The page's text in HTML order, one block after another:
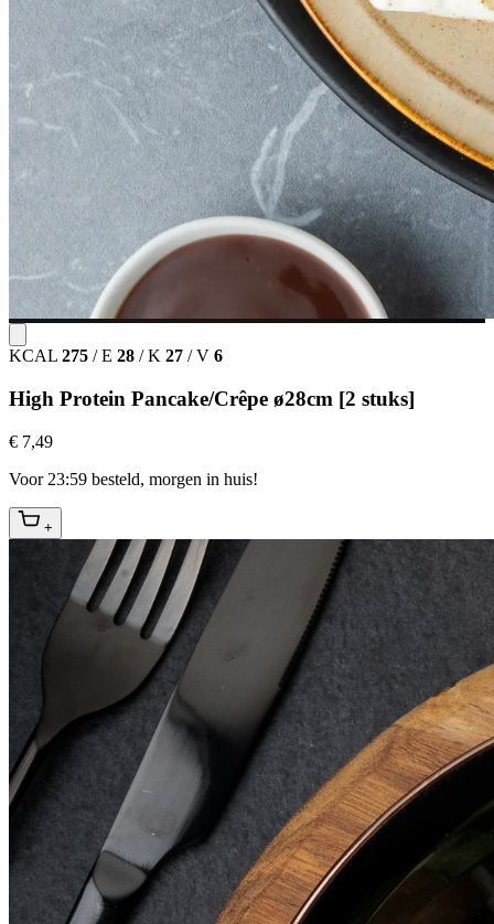
KCAL 275 / E 28 / K 27 / V 6
High Protein Pancake/Crêpe ø28cm [2 stuks]
€ 7,49
Voor 23:59 besteld, morgen in huis!
+